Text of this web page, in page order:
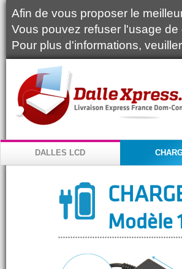
Afin de vous proposer le
Vous pouvez refuser l'usage
Pour plus d'informations,
DALLES LCD
Modèle